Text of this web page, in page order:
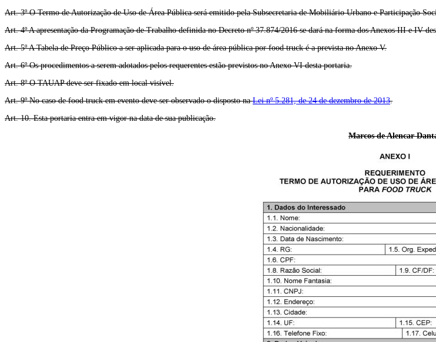
Art. 3º O Termo de Autorização de Uso de Área Pública será emitido pela Subsecretaria de Mobiliário Urbano e Participação
Art. 4º A apresentação da Programação de Trabalho definida no Decreto nº 37.874/2016 se dará na forma dos Anexos III e IV
Art. 5º A Tabela de Preço Público a ser aplicada para o uso de área pública por food truck é a prevista no Anexo V.
Art. 6º Os procedimentos a serem adotados pelos requerentes estão previstos no Anexo VI desta portaria.
Art. 8º O TAUAP deve ser fixado em local visível.
Art. 9º No caso de food truck em evento deve ser observado o disposto naLei nº 5.281, de 24 de dezembro de 2013.
Art. 10. Esta portaria entra em vigor na data de sua publicação.
Marcos de Alencar